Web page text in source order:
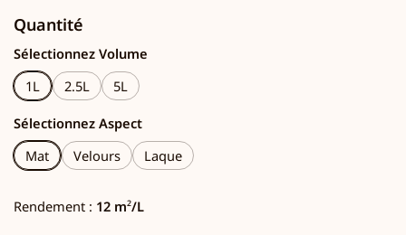
Quantité
Sélectionnez Volume
1L
2.5L 5L
Sélectionnez Aspect
Mat
Velours Laque
Rendement : 12 m²/L